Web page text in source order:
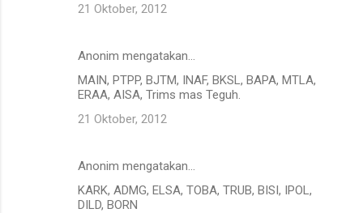
21 Oktober, 2012
Anonim mengatakan…
MAIN, PTPP, BJTM, INAF, BKSL, BAPA, MTLA,
ERAA, AISA, Trims mas Teguh.
21 Oktober, 2012
Anonim mengatakan…
KARK, ADMG, ELSA, TOBA, TRUB, BISI, IPOL,
DILD, BORN